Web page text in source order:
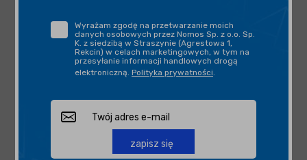
Wyrażam zgodę na przetwarzanie moich
danych osobowych przez Nomos Sp. z o.o. Sp.
K. z siedzibą w Straszynie (Agrestowa 1,
Rekcin) w celach marketingowych, w tym na
przesyłanie informacji handlowych drogą
elektroniczną. Polityka prywatności.
zapisz się